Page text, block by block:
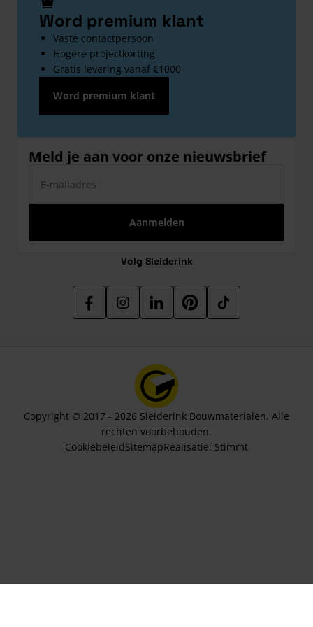
Word premium klant
Vaste contactpersoon
Hogere projectkorting
Gratis levering vanaf €1000
Word premium klant
Meld je aan voor onze nieuwsbrief
Aanmelden
Volg Sleiderink
Copyright © 2017 - 2026 Sleiderink Bouwmaterialen. Alle
rechten voorbehouden.
CookiebeleidSitemapRealisatie: Stimmt